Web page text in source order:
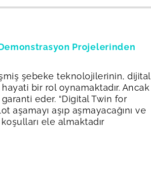
Projelerinden
şebeke teknolojilerinin, dijital
bir rol oynamaktadır. Ancak
eder. “Digital Twin for
aşıp aşmayacağını ve
ele almaktadır